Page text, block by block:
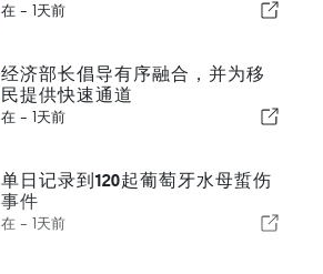
在 - 1天前
经济部长倡导有序融合，并为移
民提供快速通道
在 - 1天前
单日记录到120起葡萄牙水母蜇伤
事件
在 - 1天前